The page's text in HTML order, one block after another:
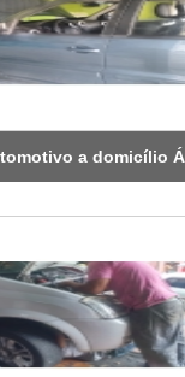
a domicílio